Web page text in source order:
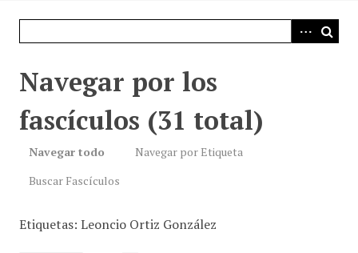
Navegar por los
fascículos (31 total)
Navegar todo
Navegar por Etiqueta
Buscar Fascículos
Etiquetas: Leoncio Ortiz González